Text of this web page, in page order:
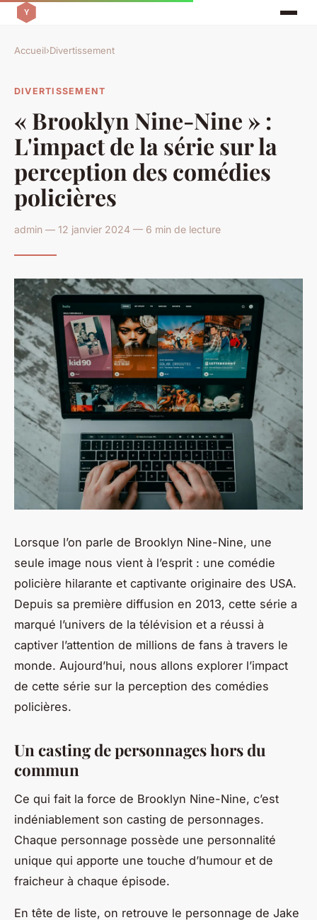
Accueil›Divertissement
DIVERTISSEMENT
« Brooklyn Nine-Nine » :
L'impact de la série sur la
perception des comédies
policières
admin — 12 janvier 2024 — 6 min de lecture
Lorsque l’on parle de Brooklyn Nine-Nine, une
seule image nous vient à l’esprit : une comédie
policière hilarante et captivante originaire des USA.
Depuis sa première diffusion en 2013, cette série a
marqué l’univers de la télévision et a réussi à
captiver l’attention de millions de fans à travers le
monde. Aujourd’hui, nous allons explorer l’impact
de cette série sur la perception des comédies
policières.
Un casting de personnages hors du
commun
Ce qui fait la force de Brooklyn Nine-Nine, c’est
indéniablement son casting de personnages.
Chaque personnage possède une personnalité
unique qui apporte une touche d’humour et de
fraicheur à chaque épisode.
En tête de liste, on retrouve le personnage de Jake